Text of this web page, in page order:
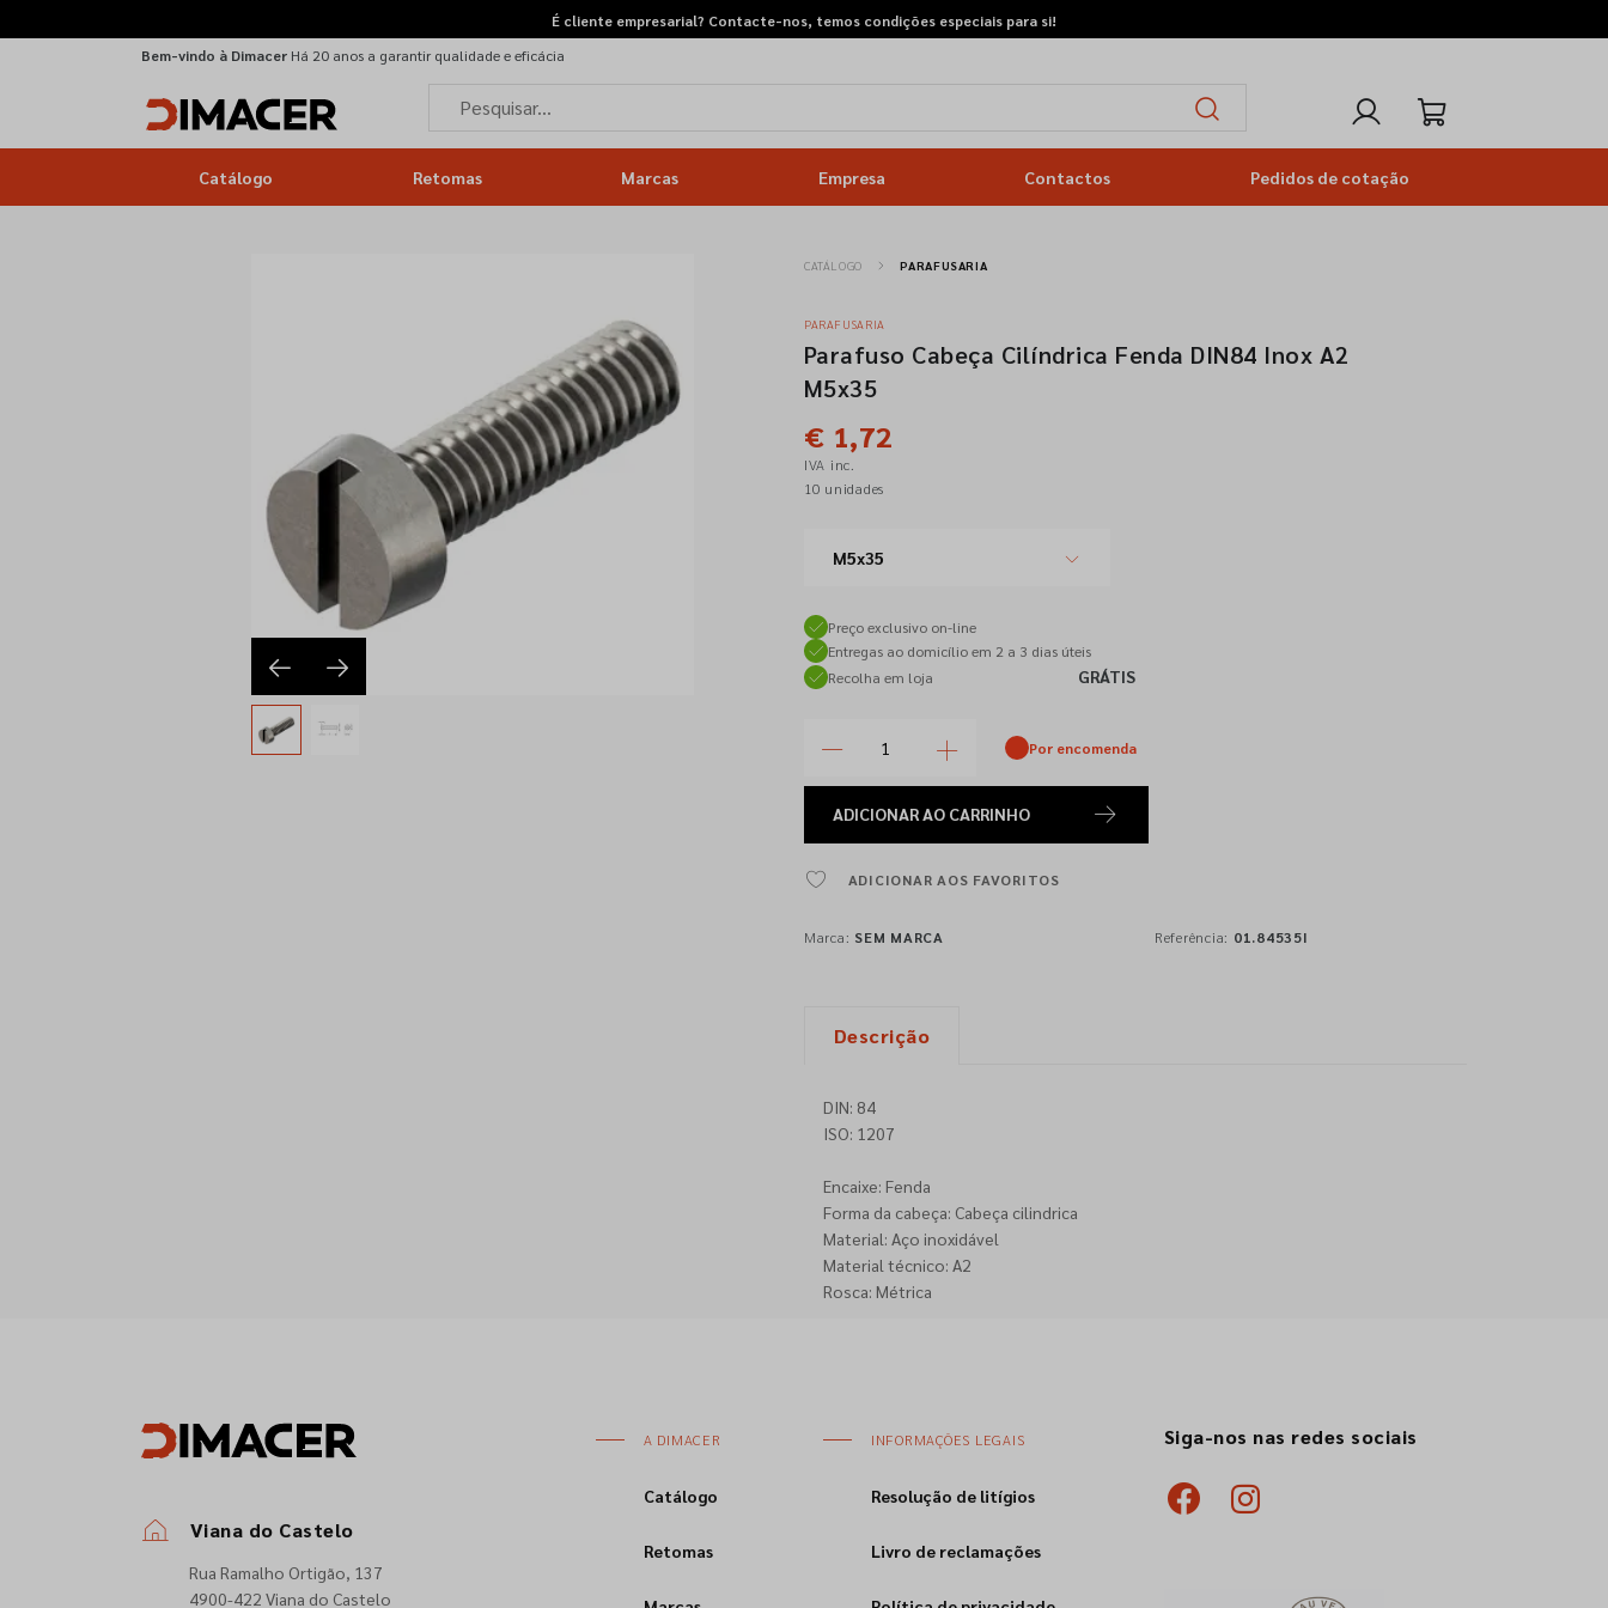
É cliente empresarial? Contacte-nos, temos condições especiais para si!
Bem-vindo à Dimacer Há 20 anos a garantir qualidade e eficácia
Catálogo Retomas Marcas Empresa Contactos Pedidos de cotação
CATÁLOGO PARAFUSARIA
PARAFUSARIA
Parafuso Cabeça Cilíndrica Fenda DIN84 Inox A2
M5x35
€ 1,72
IVA inc.
10 unidades
M5x35
Preço exclusivo on-line
Entregas ao domicílio em 2 a 3 dias úteis
Recolha em loja
GRÁTIS
Por encomenda
ADICIONARAO CARRINHO
ADICIONAR AOS FAVORITOS
Marca: SEM MARCA Referência: 01.84535I
Descrição
DIN: 84
ISO: 1207
Encaixe: Fenda
Forma da cabeça: Cabeça cilindrica
Material: Aço inoxidável
Material técnico: A2
Rosca: Métrica
Viana do Castelo
Rua Ramalho Ortigão, 137
4900-422 Viana do Castelo
A DIMACER
Catálogo
Retomas
INFORMAÇÕES LEGAIS
Resolução de litígios
Livro de reclamações
Siga-nos nas redes sociais